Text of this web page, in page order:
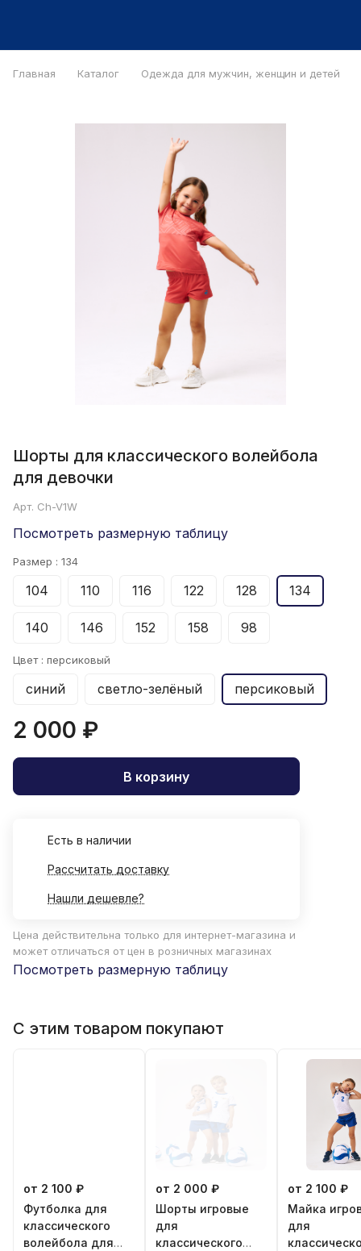
Главная Каталог Одежда для мужчин, женщин и детей
Шорты для классического волейбола
для девочки
Арт. Ch-V1W
Посмотреть размерную таблицу
Размер : 134
104 110 116 122 128 134
140 146 152 158 98
Цвет : персиковый
синий светло-зелёный персиковый
2 000 ₽
В корзину
Есть в наличии
Рассчитать доставку
Нашли дешевле?
Цена действительна только для интернет-магазина и
может отличаться от цен в розничных магазинах
Посмотреть размерную таблицу
С этим товаром покупают
от 2 100 ₽
Футболка для
классического
волейбола для
от 2 000 ₽
Шорты игровые
для
классического
от 2 100 ₽
Майка
для